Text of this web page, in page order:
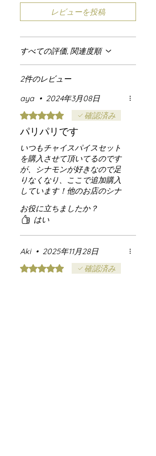
レビューを投稿
すべての評価, 関連度順
2件のレビュー
aya • 2024年3月08日
5つ星のうち5と評価されています。
確認済み
パリパリです
いつもチャイスパイスセット
を購入させて頂いてるのです
が、シナモンが好きなので足
りなくなり、ここで追加購入
しています！他のお店のシナ
とに全然違いました！
MOTHERのは砕くとパリパリ
して香りも良い！またリピ確
お役に立ちましたか？
はい
Aki • 2025年11月28日
5つ星のうち5と評価されています。
確認済み